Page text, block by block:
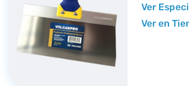
Ver
Ver en